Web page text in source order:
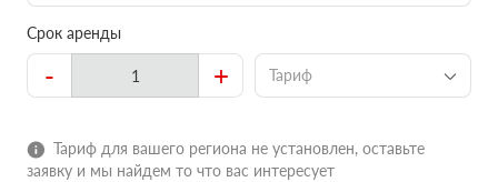
Срок аренды
- + Тариф
Тариф для вашего региона не установлен, оставьте
заявку и мы найдем то что вас интересует